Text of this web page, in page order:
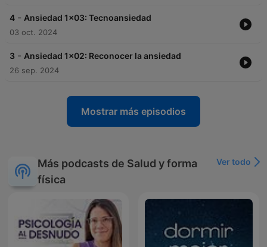
4 - Ansiedad 1x03: Tecnoansiedad
03 oct. 2024
3 - Ansiedad 1x02: Reconocer la ansiedad
26 sep. 2024
Mostrar más episodios
Más podcasts de Salud y forma
física
Ver todo